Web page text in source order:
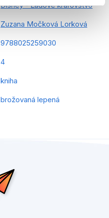
Disney - Ľadové kráľovstvo
Zuzana Močková Lorková
9788025259030
4
kniha
brožovaná lepená